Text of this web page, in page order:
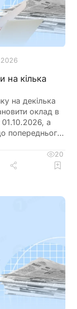
на кілька
на декілька
оклад в
а
попереднього
20